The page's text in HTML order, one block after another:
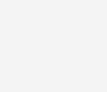
in der
guten
Pitschke von den
vom